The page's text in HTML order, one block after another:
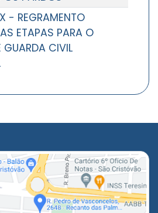
- REGRAMENTO
ETAPAS PARA O
GUARDA CIVIL